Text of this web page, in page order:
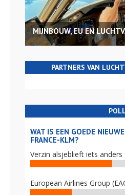
MIJNBOUW, EU EN
PARTNERS VAN
POLL
WAT IS EEN GOEDE
FRANCE-KLM?
Verzin alsjeblieft iets anders
European Airlines Group